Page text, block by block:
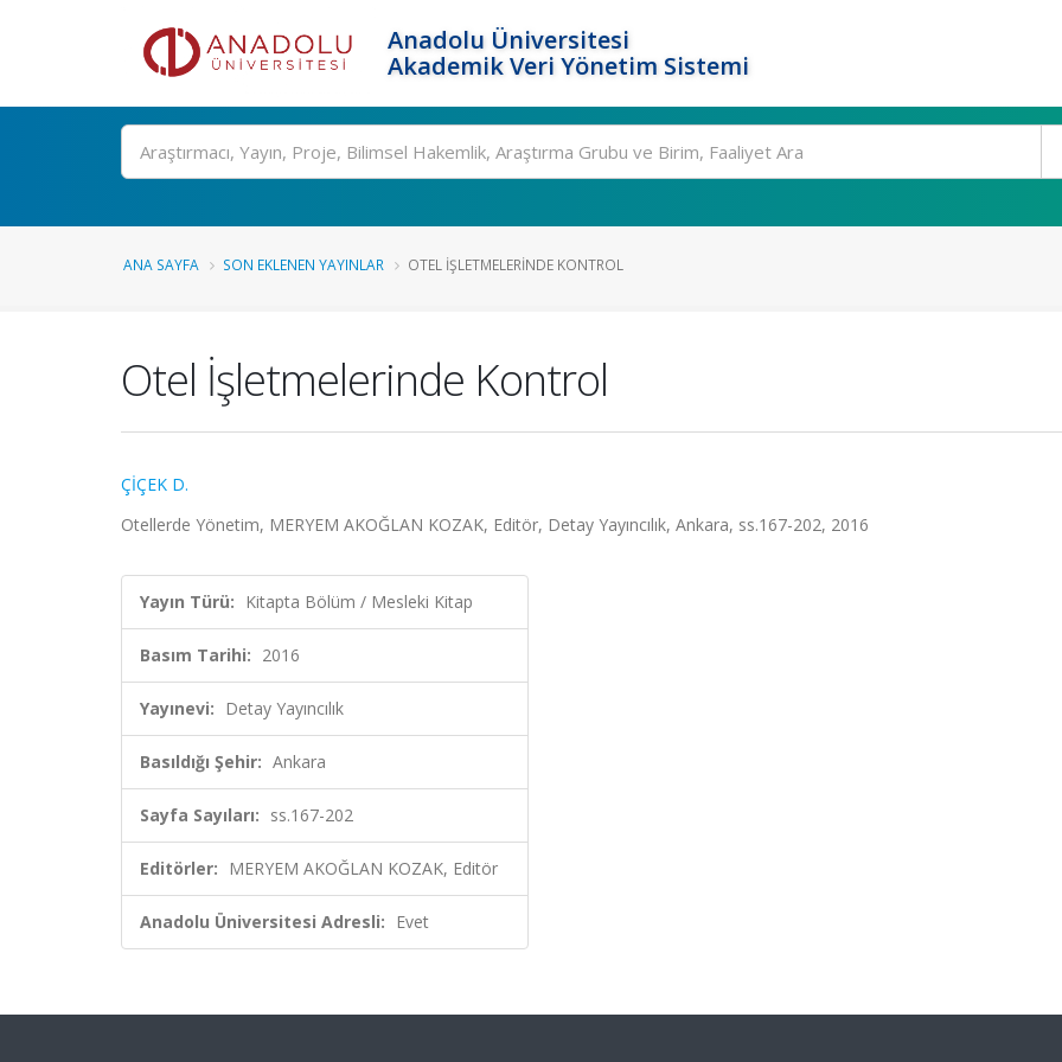
Anadolu Üniversitesi
Akademik Veri Yönetim Sistemi
Ara
ANA SAYFA SON EKLENEN YAYINLAR OTEL İŞLETMELERINDE KONTROL
Otel İşletmelerinde Kontrol
ÇİÇEK D.
Otellerde Yönetim, MERYEM AKOĞLAN KOZAK, Editör, Detay Yayıncılık, Ankara, ss.167-202, 2016
Yayın Türü: Kitapta Bölüm / Mesleki Kitap
Basım Tarihi: 2016
Yayınevi: Detay Yayıncılık
Basıldığı Şehir: Ankara
Sayfa Sayıları: ss.167-202
Editörler: MERYEM AKOĞLAN KOZAK, Editör
Anadolu Üniversitesi Adresli: Evet